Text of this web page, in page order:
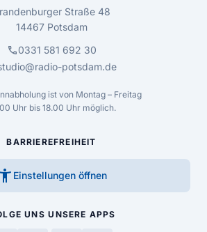
Straße 48
14467 Potsdam
call0331 581 692 30
potsdam.de
ist von Montag – Freitag
Uhr bis 18.00 Uhr möglich.
BARRIEREFREIHEIT
Einstellungen öffnen
UNS UNSERE APPS